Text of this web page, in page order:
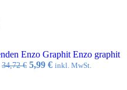
Enzo graphit
34,72€ Ursprünglicher
5,99 €Aktueller
inkl. MwSt.